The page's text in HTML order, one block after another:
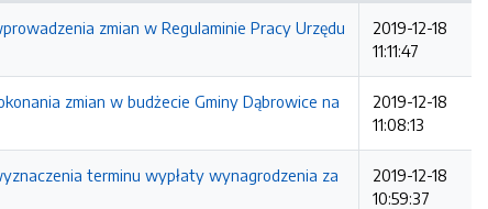
zmian w Regulaminie Pracy Urzędu
2019-12-18
11:11:47
zmian w budżecie Gminy Dąbrowice na
2019-12-18
11:08:13
terminu wypłaty wynagrodzenia za
2019-12-18
10:59:37